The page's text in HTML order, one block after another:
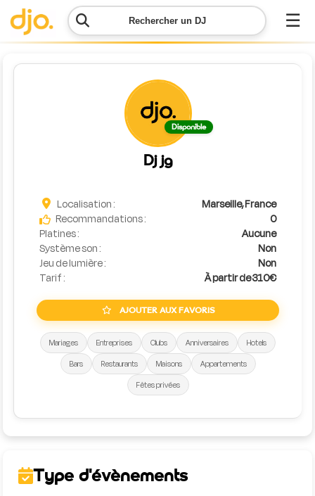
Rechercher un DJ ☰
Menu
demande
Simulateur
de prix
Disponible
Dj jg
Localisation :
Marseille, France
Recommandations :
0
Platines :
Aucune
Système son :
Non
Jeu de lumière :
Non
Tarif :
À partir de 310€
AJOUTER AUX FAVORIS
Mariages Entreprises Clubs Anniversaires
Hotels
Bars
Restaurants Maisons
Appartements
Fêtes privées
Type d'évènements